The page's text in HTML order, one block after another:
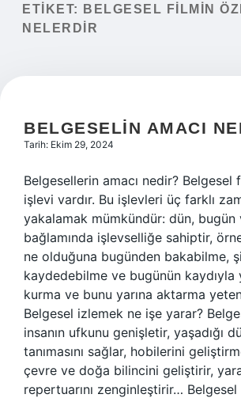
Yasal Uyarı
ETIKET:
BELGESEL FILMIN
NELERDIR
BELGESELIN AMACI
Tarih: Ekim 29, 2024
Belgesellerin amacı nedir?
işlevi vardır. Bu işlevleri üç farklı
yakalamak mümkündür: dün, bugün
bağlamında işlevselliğe sahiptir,
ne olduğuna bugünden bakabilme,
kaydedebilme ve bugünün kaydıyla
kurma ve bunu yarına aktarma
Belgesel izlemek ne işe yarar?
insanın ufkunu genişletir, yaşadığı
tanımasını sağlar, hobilerini
çevre ve doğa bilincini geliştirir,
repertuarını zenginleştirir…